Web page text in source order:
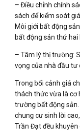
– Điều chỉnh chính
sách để kiểm soát
Môi giới bất động
bất động sản thứ hai
– Tâm lý thị trường:
vọng của nhà đầu tư
Trong bối cảnh giá
thách thức vừa là cơ
trường bất động
chung cư sinh lời
Trần Đạt đều